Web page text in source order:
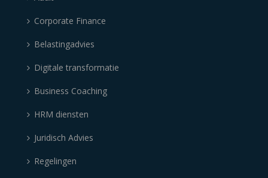
Corporate Finance
Belastingadvies
Digitale transformatie
Business Coaching
HRM diensten
Juridisch Advies
Regelingen